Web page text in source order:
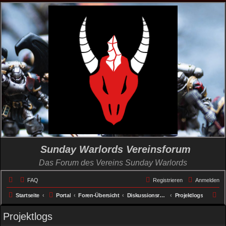
Sunday Warlords Vereinsforum
Das Forum des Vereins Sunday Warlords
FAQ Anmelden
Registrieren
Startseite Portal Foren-Übersicht Diskussionsrunden Projektlogs
u
Projektlogs